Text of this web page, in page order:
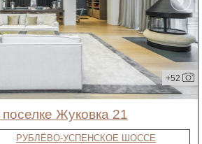
+52
поселке Жуковка 21
РУБЛЁВО-УСПЕНСКОЕ ШОССЕ